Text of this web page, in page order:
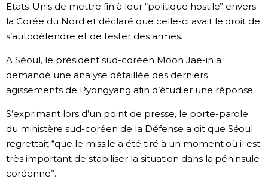
Etats-Unis de mettre fin à leur “politique hostile” envers
la Corée du Nord et déclaré que celle-ci avait le droit de
s’autodéfendre et de tester des armes.
A Séoul, le président sud-coréen Moon Jae-in a
demandé une analyse détaillée des derniers
agissements de Pyongyang afin d’étudier une réponse.
S’exprimant lors d’un point de presse, le porte-parole
du ministère sud-coréen de la Défense a dit que Séoul
regrettait “que le missile a été tiré à un moment où il est
très important de stabiliser la situation dans la péninsule
coréenne”.